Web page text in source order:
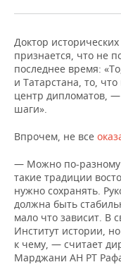
Доктор
признается, что не
последнее время:
и Татарстана, то,
центр дипломатов,
шаги».
Впрочем, не все
— Можно по-разному
такие традиции
нужно сохранять.
должна быть
мало что зависит. В
Институт истории,
к чему, — считает
Марджани АН РТ